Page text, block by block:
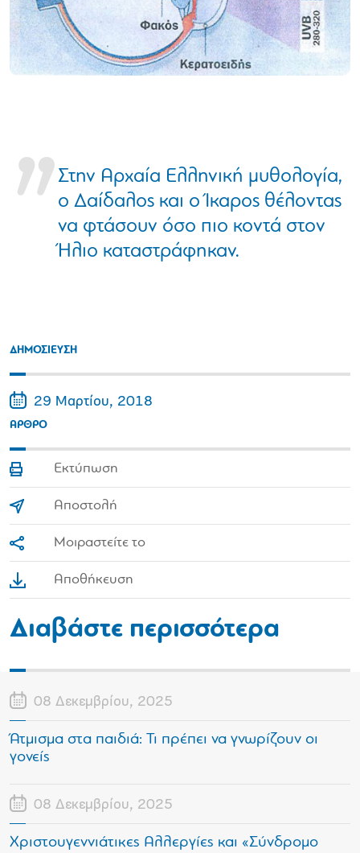
Στην Αρχαία Ελληνική μυθολογία,
ο Δαίδαλος και ο Ίκαρος θέλοντας
να φτάσουν όσο πιο κοντά στον
Ήλιο καταστράφηκαν.
ΔΗΜΟΣΙΕΥΣΗ
29 Μαρτίου, 2018
ΑΡΘΡΟ
Εκτύπωση
Αποστολή
Μοιραστείτε το
Αποθήκευση
Διαβάστε περισσότερα
08 Δεκεμβρίου, 2025
Άτμισμα στα παιδιά: Τι πρέπει να γνωρίζουν οι
γονείς
08 Δεκεμβρίου, 2025
Χριστουγεννιάτικες Αλλεργίες και «Σύνδρομο